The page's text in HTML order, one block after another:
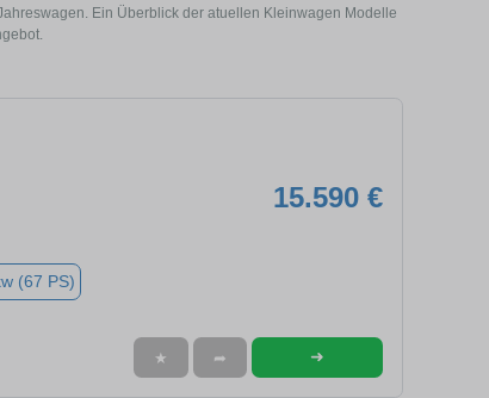
Ein Überblick der atuellen Kleinwagen Modelle
15.590 €
(67 PS)
★ ➦ ➜